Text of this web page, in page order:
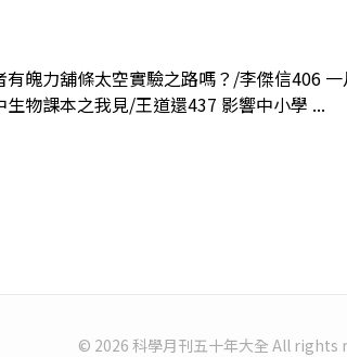
魄力舖條太空實驗之路嗎？/李傑信406
物課本之我見/王道還437 影響中小學 ...
© 2026 科學月刊五十年大全 All rights